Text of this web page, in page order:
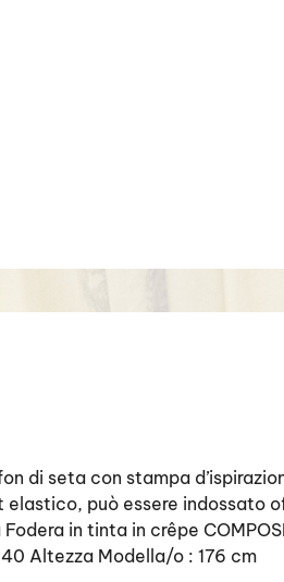
di seta con stampa
può essere indossato
in tinta in crêpe
Altezza Modella/o : 176 cm